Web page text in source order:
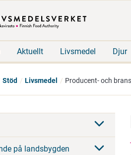
Aktuellt Livsmedel Djur
Stöd Livsmedel Producent- och
på landsbygden